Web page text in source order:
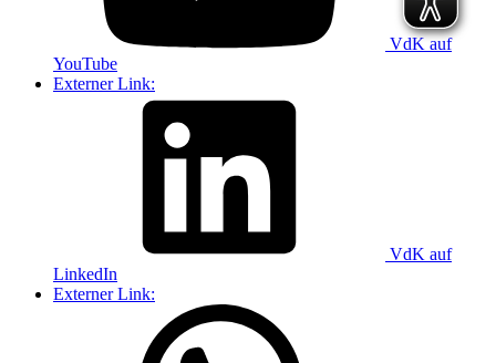
VdK auf
YouTube
Externer Link:
VdK auf
LinkedIn
Externer Link: